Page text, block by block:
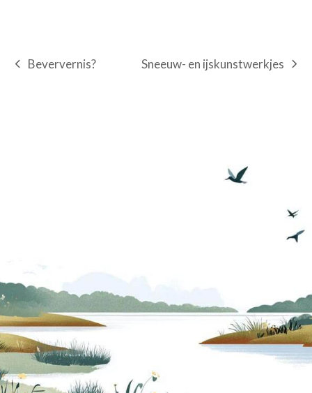
previous
Beververnis?
next
Sneeuw- en ijskunstwerkjes